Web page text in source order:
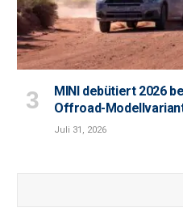
MINI debütiert 2026
Offroad-
Juli 31, 2026